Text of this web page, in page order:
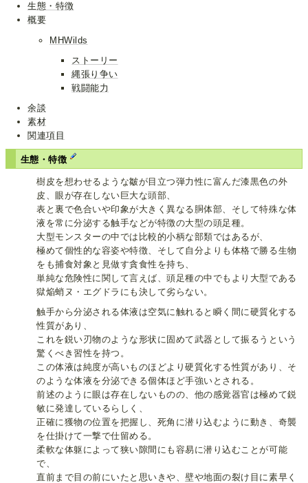
生態・特徴
概要
MHWilds
ストーリー
縄張り争い
戦闘能力
余談
素材
関連項目
生態・特徴
樹皮を想わせるような皺が目立つ弾力性に富んだ漆黒色の外
皮、眼が存在しない巨大な頭部、
表と裏で色合いや印象が大きく異なる胴体部、そして特殊な体
液を常に分泌する触手などが特徴の大型の頭足種。
大型モンスターの中では比較的小柄な部類ではあるが、
極めて個性的な容姿や特徴、そして自分よりも体格で勝る生物
をも捕食対象と見做す貪食性を持ち、
単純な危険性に関して言えば、頭足種の中でもより大型である
獄焔蛸ヌ・エグドラにも決して劣らない。
触手から分泌される体液は空気に触れると瞬く間に硬質化する
性質があり、
これを鋭い刃物のような形状に固めて武器として振るうという
驚くべき習性を持つ。
この体液は純度が高いものほどより硬質化する性質があり、そ
のような体液を分泌できる個体ほど手強いとされる。
前述のように眼は存在しないものの、他の感覚器官は極めて鋭
敏に発達しているらしく、
正確に獲物の位置を把握し、死角に潜り込むように動き、奇襲
を仕掛けて一撃で仕留める。
柔軟な体躯によって狭い隙間にも容易に潜り込むことが可能
で、
直前まで目の前にいたと思いきや、壁や地面の裂け目に素早く